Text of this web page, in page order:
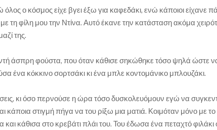
ο κόσμος είχε βγει έξω για καφεδάκι, ενώ κάποιοι είχανε
τη φίλη μου την Ντίνα. Αυτό έκανε την κατάσταση ακόμα
της.
άσπρη φούστα, που όταν κάθισε σηκώθηκε τόσο ψηλά
ένα κόκκινο σορτσάκι κι ένα μπλε κοντομάνικο μπλουζάκι.
κι όσο περνούσε η ώρα τόσο δυσκολευόμουν εγώ να
στιγμή πήγα να του ρίξω μια ματιά. Κοιμόταν μόνο με το
κάθισα στο κρεβάτι πλάι του. Του έδωσα ένα πεταχτό φιλάκι